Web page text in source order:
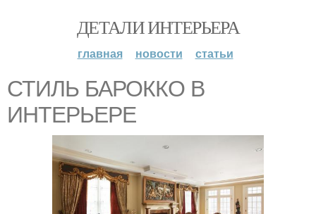
ДЕТАЛИ ИНТЕРЬЕРА
главная новости статьи
СТИЛЬ БАРОККО В
ИНТЕРЬЕРЕ